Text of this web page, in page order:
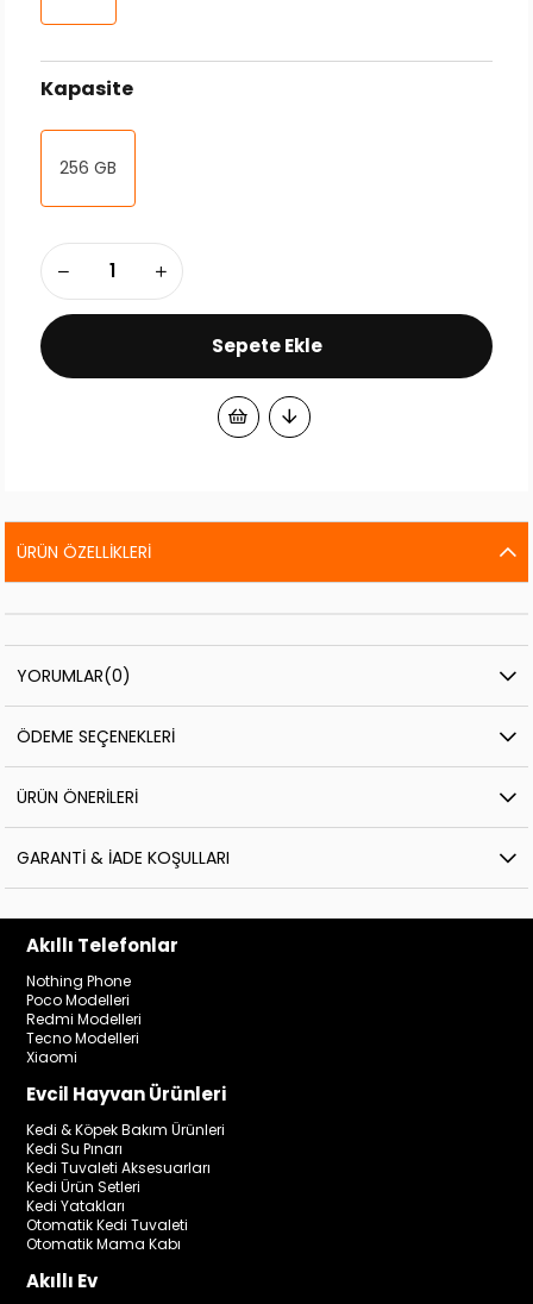
Kapasite
256 GB
ÜRÜN ÖZELLIKLERI
YORUMLAR(0)
ÖDEME SEÇENEKLERI
ÜRÜN ÖNERILERI
GARANTI & İADE KOŞULLARI
Akıllı Telefonlar
Nothing Phone
Poco Modelleri
Redmi Modelleri
Tecno Modelleri
Xiaomi
Evcil Hayvan Ürünleri
Kedi & Köpek Bakım Ürünleri
Kedi Su Pınarı
Kedi Tuvaleti Aksesuarları
Kedi Ürün Setleri
Kedi Yatakları
Otomatik Kedi Tuvaleti
Otomatik Mama Kabı
Akıllı Ev